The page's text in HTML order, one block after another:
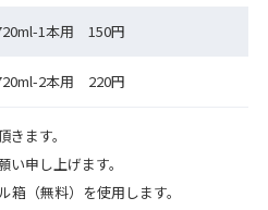
1本用 150円
2本用 220円
ます。
申し上げます。
（無料）を使用します。